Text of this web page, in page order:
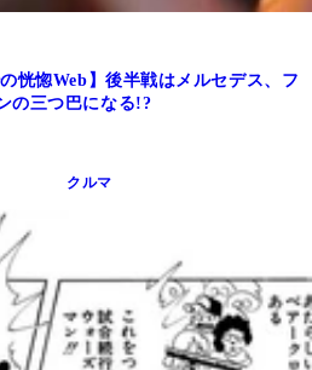
恍惚Web】後半戦はメルセデス、フ
の三つ巴になる!?
クルマ